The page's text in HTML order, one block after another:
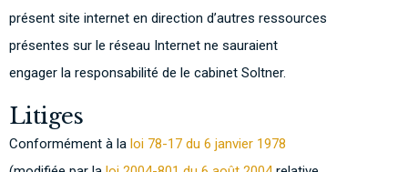
présent site internet en direction d’autres ressources
présentes sur le réseau Internet ne sauraient
engager la responsabilité de le cabinet Soltner.
Litiges
Conformément à la loi 78-17 du 6 janvier 1978